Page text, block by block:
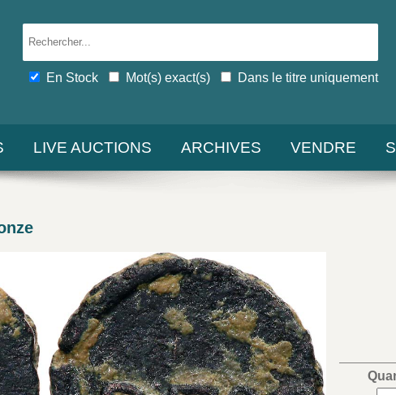
En Stock Mot(s) exact(s) Dans le titre uniquement
LIVE AUCTIONS ARCHIVES VENDRE